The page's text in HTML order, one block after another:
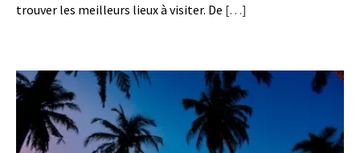
trouver les meilleurs lieux à visiter. De […]